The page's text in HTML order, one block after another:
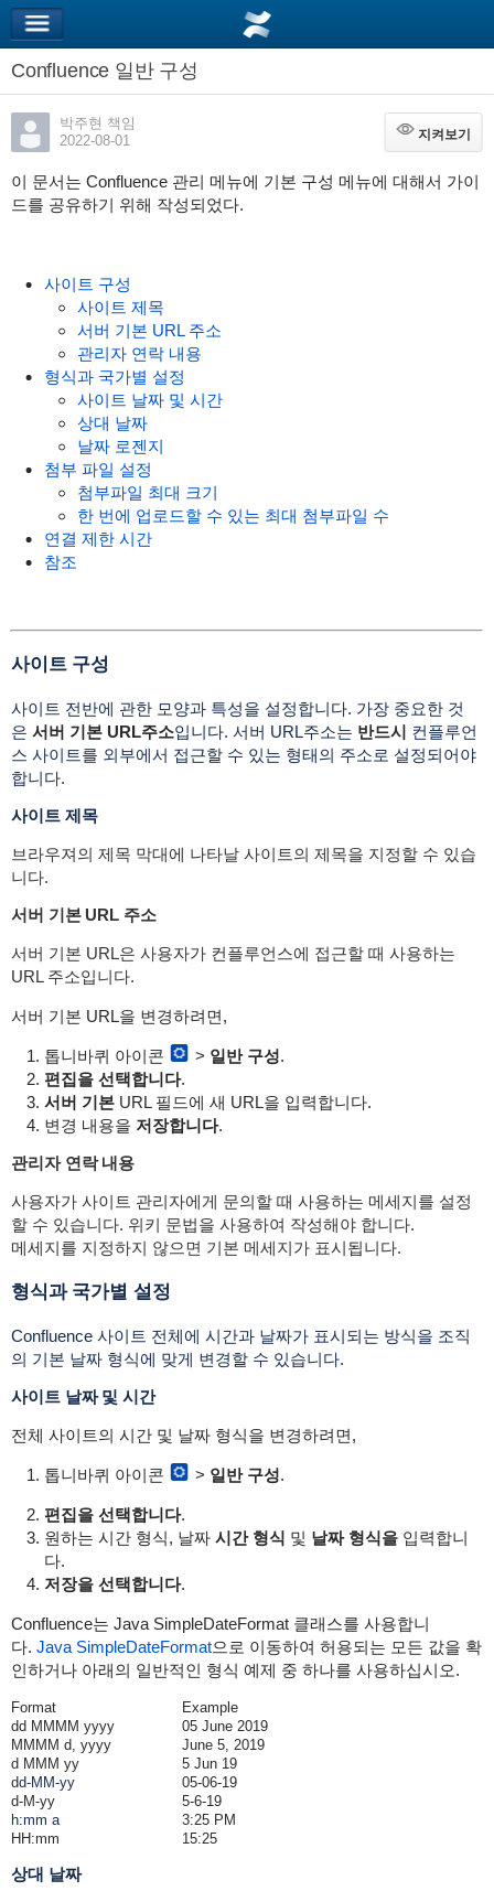
Confluence 일반 구성
박주현 책임
2022-08-01
지켜보기
지켜보기
이 문서는 Confluence 관리 메뉴에 기본 구성 메뉴에 대해서 가이
드를 공유하기 위해 작성되었다.
사이트 구성
사이트 제목
서버 기본 URL 주소
관리자 연락 내용
형식과 국가별 설정
사이트 날짜 및 시간
상대 날짜
날짜 로젠지
첨부 파일 설정
첨부파일 최대 크기
한 번에 업로드할 수 있는 최대 첨부파일 수
연결 제한 시간
참조
사이트 구성
사이트 전반에 관한 모양과 특성을 설정합니다. 가장 중요한 것
은 서버 기본 URL주소입니다. 서버 URL주소는 반드시 컨플루언
스 사이트를 외부에서 접근할 수 있는 형태의 주소로 설정되어야
합니다.
사이트 제목
브라우져의 제목 막대에 나타날 사이트의 제목을 지정할 수 있습
니다.
서버 기본 URL 주소
서버 기본 URL은 사용자가 컨플루언스에 접근할 때 사용하는
URL 주소입니다.
서버 기본 URL을 변경하려면,
톱니바퀴 아이콘 > 일반 구성.
편집을 선택합니다.
서버 기본 URL 필드에 새 URL을 입력합니다.
변경 내용을 저장합니다.
관리자 연락 내용
사용자가 사이트 관리자에게 문의할 때 사용하는 메세지를 설정
할 수 있습니다. 위키 문법을 사용하여 작성해야 합니다.
메세지를 지정하지 않으면 기본 메세지가 표시됩니다.
형식과 국가별 설정
Confluence 사이트 전체에 시간과 날짜가 표시되는 방식을 조직
의 기본 날짜 형식에 맞게 변경할 수 있습니다.
사이트 날짜 및 시간
전체 사이트의 시간 및 날짜 형식을 변경하려면,
톱니바퀴 아이콘 > 일반 구성.
편집을 선택합니다.
원하는 시간 형식, 날짜 시간 형식 및 날짜 형식을 입력합니
다.
저장을 선택합니다.
Confluence는 Java SimpleDateFormat 클래스를 사용합니
다. Java SimpleDateFormat으로 이동하여 허용되는 모든 값을 확
인하거나 아래의 일반적인 형식 예제 중 하나를 사용하십시오.
Format
Example
dd MMMM yyyy
05 June 2019
MMMM d, yyyy
June 5, 2019
d MMM yy
5 Jun 19
dd-MM-yy
05-06-19
d-M-yy
5-6-19
h:mm a
3:25 PM
HH:mm
15:25
상대 날짜